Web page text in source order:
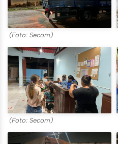
(Foto: Secom)
(Foto: Secom)